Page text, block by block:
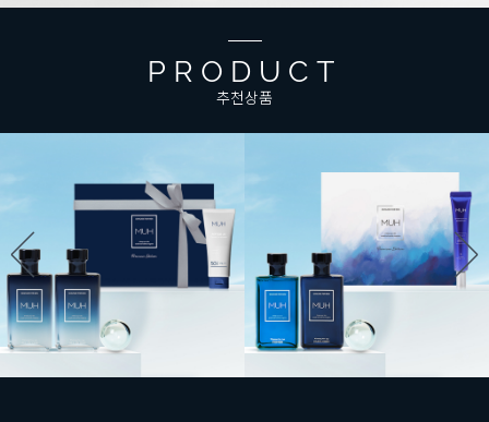
PRODUCT
추천상품